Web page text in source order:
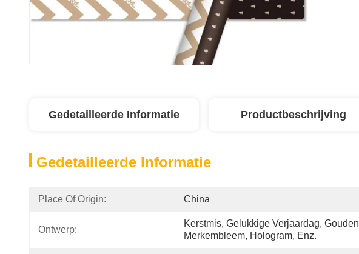
Gedetailleerde Informatie Productbeschrijving
Gedetailleerde Informatie
Place Of Origin: China
Ontwerp:
Kerstmis, Gelukkige Verjaardag, Gouden
Merkembleem, Hologram, Enz.